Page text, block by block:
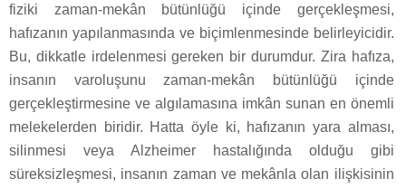
fiziki zaman-mekân bütünlüğü içinde gerçekleşmesi,
hafızanın yapılanmasında ve biçimlenmesinde belirleyicidir.
Bu, dikkatle irdelenmesi gereken bir durumdur. Zira hafıza,
insanın varoluşunu zaman-mekân bütünlüğü içinde
gerçekleştirmesine ve algılamasına imkân sunan en önemli
melekelerden biridir. Hatta öyle ki, hafızanın yara alması,
silinmesi veya Alzheimer hastalığında olduğu gibi
süreksizleşmesi, insanın zaman ve mekânla olan ilişkisinin